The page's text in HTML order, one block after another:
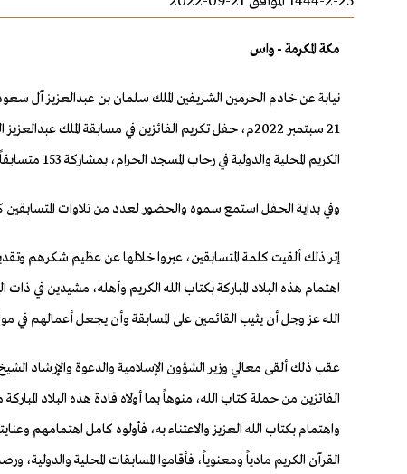
مكة المكرمة - واس
الكريم المحلية والدولية في رحاب المسجد الحرام، بمشاركة 153 متسابقاً، قدموا من 111 دولة من مختلف دول العالم.
وفي بداية الحفل استمع سموه والحضور لعدد من تلاوات
إثر ذلك ألقيت كلمة المتسابقين، عبروا خلالها عن عظيم شكرهم
اهتمام هذه البلاد المباركة بكتاب الله الكريم وأهله، مشيدين في
الله عز وجل أن يثيب القائمين على المسابقة وأن يجعل أعمالهم في
عقب ذلك ألقى معالي وزير الشؤون الإسلامية والدعوة والإرشاد
الفائزين من حملة كتاب الله، منوهاً بما أولاه قادة هذه البلاد
واهتمام بكتاب الله العزيز والاعتناء به، فأولوه كامل
القرآن الكريم مادياً ومعنوياً، فأقاموا المسابقات المحلية